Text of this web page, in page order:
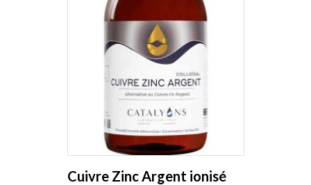
Cuivre Zinc Argent ionisé